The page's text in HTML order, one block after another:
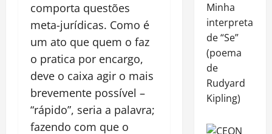
comporta questões
meta-jurídicas. Como é
um ato que quem o faz
o pratica por encargo,
deve o caixa agir o mais
brevemente possível –
“rápido”, seria a palavra;
fazendo com que o
Minha
interpretação
de “Se”
(poema
de
Rudyard
Kipling)